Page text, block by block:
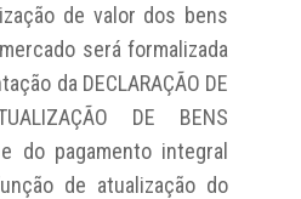
de valor dos bens
será formalizada
da DECLARAÇÃO DE
DE BENS
do pagamento integral
de atualização do